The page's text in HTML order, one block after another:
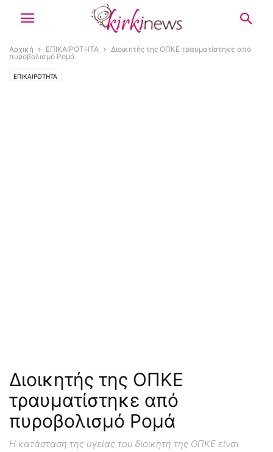
Αρχική ΕΠΙΚΑΙΡΟΤΗΤΑ
Διοικητής της ΟΠΚΕ τραυματίστηκε από
πυροβολισμό Ρομά
ΕΠΙΚΑΙΡΟΤΗΤΑ
Διοικητής της ΟΠΚΕ
τραυματίστηκε από
πυροβολισμό Ρομά
Η κατάσταση της υγείας του διοικητή της ΟΠΚΕ είναι